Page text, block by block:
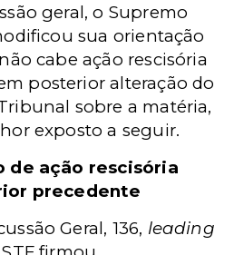
geral, o Supremo
sua orientação
cabe ação rescisória
posterior alteração do
sobre a matéria,
exposto a seguir.
de ação rescisória
precedente
Geral, 136, leading